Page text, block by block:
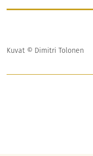
Kuvat © Dimitri Tolonen